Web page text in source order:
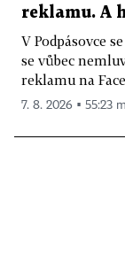
reklamu. A
V Podpásovce
se vůbec
reklamu na
7. 8. 2026 ▪ 55:23